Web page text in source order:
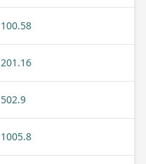
100.58
201.16
502.9
1005.8